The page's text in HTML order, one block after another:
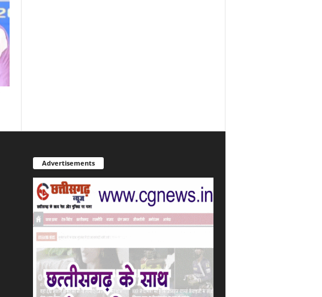
Advertisements